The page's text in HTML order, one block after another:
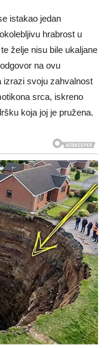
istakao jedan
hrabrost u
želje nisu bile ukaljane
na ovu
izrazi svoju zahvalnost
srca, iskreno
koja joj je pružena.